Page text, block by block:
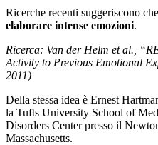
Ricerche recenti suggeriscono che
elaborare intense emozioni.
Ricerca: Van der Helm et al.,
Activity to Previous Emotional
2011)
Della stessa idea è Ernest
la Tufts University School of
Disorders Center presso il
Massachusetts.